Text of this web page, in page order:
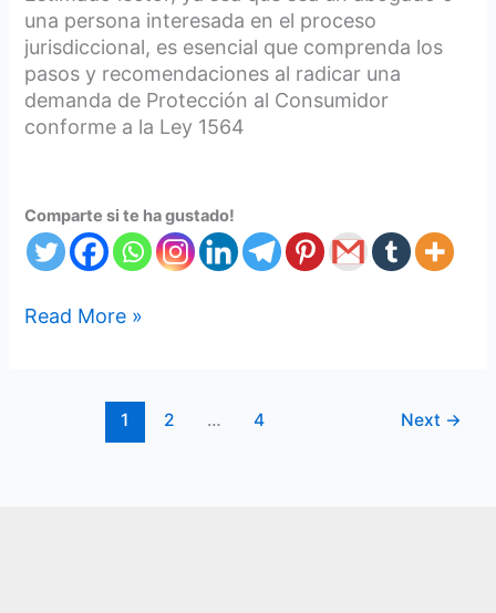
una persona interesada en el proceso
jurisdiccional, es esencial que comprenda los
pasos y recomendaciones al radicar una
demanda de Protección al Consumidor
conforme a la Ley 1564
Comparte si te ha gustado!
Read More »
1 2 … 4 Next →